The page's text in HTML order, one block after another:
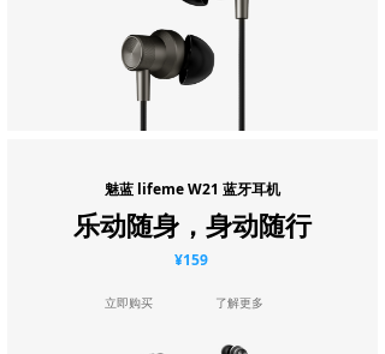
魅蓝 lifeme W21 蓝牙耳机
乐动随身，身动随行
¥159
立即购买 了解更多